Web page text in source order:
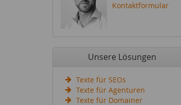
Kontaktformular
Unsere Lösungen
Texte für SEOs
Texte für Agenturen
Texte für Domainer